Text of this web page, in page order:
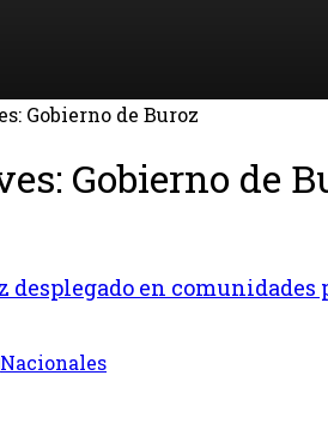
Gobierno de Buroz
Gobierno de
desplegado en
Nacionales